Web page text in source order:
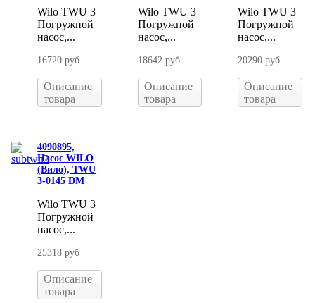
Wilo TWU 3
Погружной
насос,...
16720 руб
Описание
товара
Wilo TWU 3
Погружной
насос,...
18642 руб
Описание
товара
Wilo TWU 3
Погружной
насос,...
20290 руб
Описание
товара
4090895,
Насос WILO
(Вило), TWU
3-0145 DM
Wilo TWU 3
Погружной
насос,...
25318 руб
Описание
товара